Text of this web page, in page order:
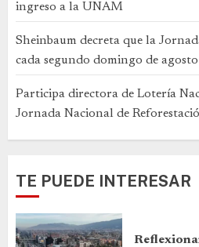
ingreso a la UNAM
Sheinbaum decreta que la
cada segundo domingo de agosto
Participa directora de Lotería
Jornada Nacional de
TE PUEDE INTERESAR